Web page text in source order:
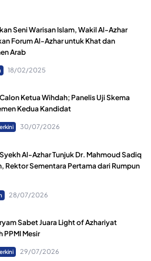
Seni Warisan Islam, Wakil Al-Azhar
Forum Al-Azhar untuk Khat dan
Arab
18/02/2025
Ketua Wihdah; Panelis Uji Skema
Kedua Kandidat
30/07/2026
Al-Azhar Tunjuk Dr. Mahmoud Sadiq
Rektor Sementara Pertama dari Rumpun
28/07/2026
Sabet Juara Light of Azhariyat
PPMI Mesir
29/07/2026